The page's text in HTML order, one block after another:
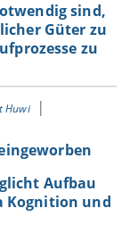
sind,
Güter zu
zu
Huwi
Aufbau
Kognition und